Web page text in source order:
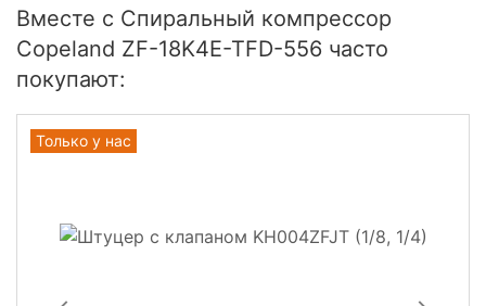
Вместе с Спиральный компрессор
Copeland ZF-18K4E-TFD-556 часто
покупают:
Только у нас